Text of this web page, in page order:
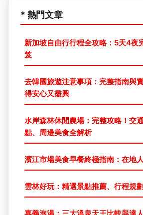
* 熱門文章
新加坡自由行行程全攻略：5天4夜
笈
去韓國旅遊注意事項：完整指南與
得安心又盡興
水岸森林休閒農場：完整攻略！交
點、周邊美食全解析
濱江市場美食早餐終極指南：在地
雲林好玩：精選景點推薦、行程規